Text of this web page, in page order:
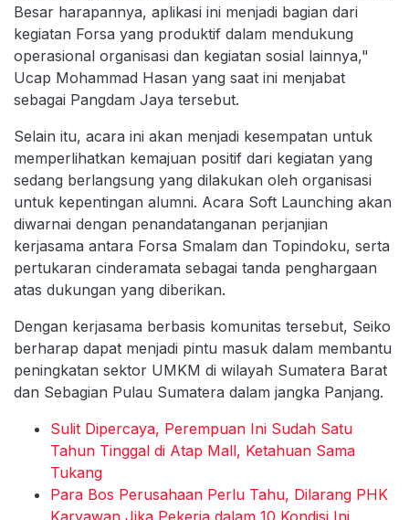
Besar harapannya, aplikasi ini menjadi bagian dari
kegiatan Forsa yang produktif dalam mendukung
operasional organisasi dan kegiatan sosial lainnya,"
Ucap Mohammad Hasan yang saat ini menjabat
sebagai Pangdam Jaya tersebut.
Selain itu, acara ini akan menjadi kesempatan untuk
memperlihatkan kemajuan positif dari kegiatan yang
sedang berlangsung yang dilakukan oleh organisasi
untuk kepentingan alumni. Acara Soft Launching akan
diwarnai dengan penandatanganan perjanjian
kerjasama antara Forsa Smalam dan Topindoku, serta
pertukaran cinderamata sebagai tanda penghargaan
atas dukungan yang diberikan.
Dengan kerjasama berbasis komunitas tersebut, Seiko
berharap dapat menjadi pintu masuk dalam membantu
peningkatan sektor UMKM di wilayah Sumatera Barat
dan Sebagian Pulau Sumatera dalam jangka Panjang.
Sulit Dipercaya, Perempuan Ini Sudah Satu
Tahun Tinggal di Atap Mall, Ketahuan Sama
Tukang
Para Bos Perusahaan Perlu Tahu, Dilarang PHK
Karyawan Jika Pekerja dalam 10 Kondisi Ini